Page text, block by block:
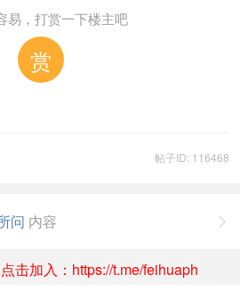
易，打赏一下楼主吧
赏
帖子ID: 116468

问 内容
击加入：https://t.me/feihuaph